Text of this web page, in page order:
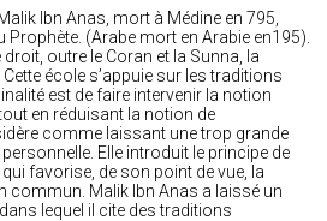
Ibn Anas, mort à Médine en 795,
(Arabe mort en Arabie en195).
outre le Coran et la Sunna, la
école s’appuie sur les traditions
est de faire intervenir la notion
en réduisant la notion de
comme laissant une trop grande
Elle introduit le principe de
favorise, de son point de vue, la
commun. Malik Ibn Anas a laissé un
lequel il cite des traditions